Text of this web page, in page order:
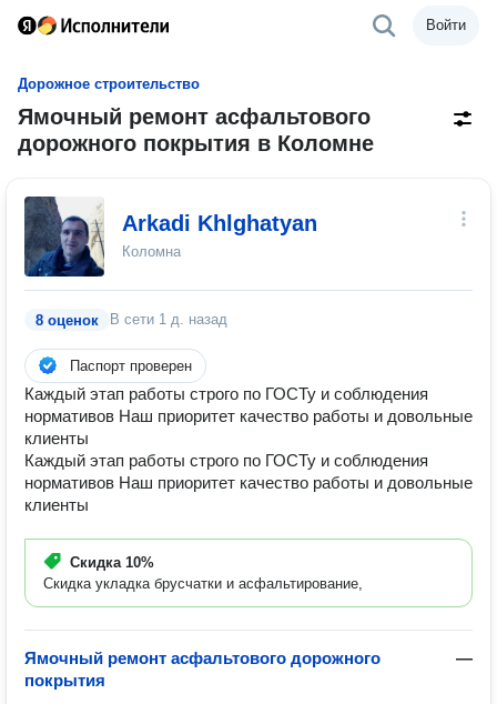
Войти
Дорожное строительство
Ямочный ремонт асфальтового
дорожного покрытия в Коломне
Arkadi Khlghatyan
Коломна
8 оценок В сети 1 д. назад
Паспорт проверен
Каждый этап работы строго по ГОСТу и соблюдения
нормативов Наш приоритет качество работы и довольные
клиенты
Каждый этап работы строго по ГОСТу и соблюдения
нормативов Наш приоритет качество работы и довольные
клиенты
Скидка 10%
Скидка укладка брусчатки и асфальтирование,
Ямочный ремонт асфальтового дорожного
покрытия
—